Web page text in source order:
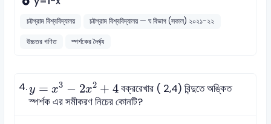
চট্টগ্রাম বিশ্ববিদ্যালয়
চট্টগ্রাম বিশ্ববিদ্যালয় — ঘ বিভাগ (সকাল) ২০২১-২২
উচ্চতর গণিত
স্পর্শকের দৈর্ঘ্য
4.y = x3 − 2x2 + 4
- 2 +4
বক্ররেখার ( 2,4) বিন্দুতে অঙ্কিত
স্পর্শক এর সমীকরণ নিচের কোনটি?